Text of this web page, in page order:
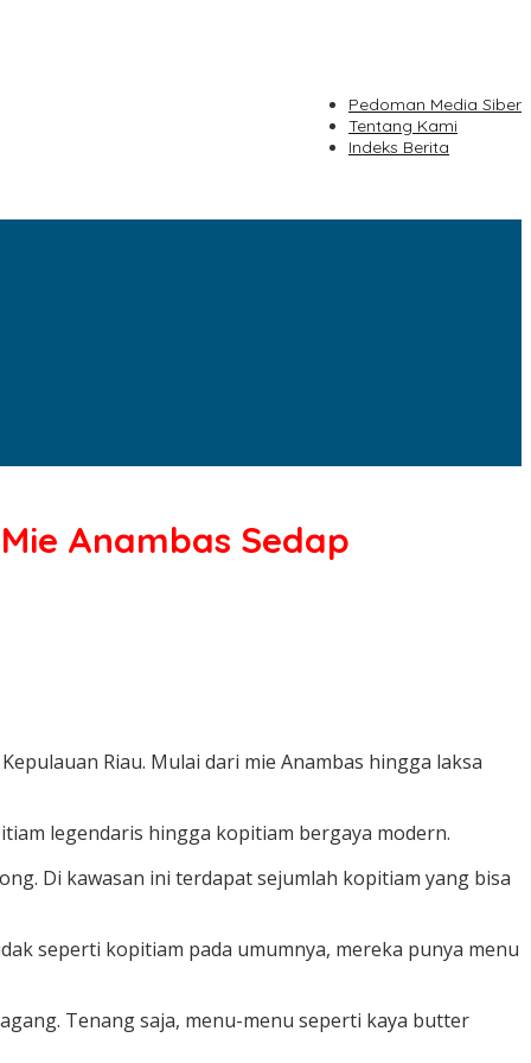
Pedoman Media Siber
Tentang Kami
Indeks Berita
Anambas Sedap
Riau. Mulai dari mie Anambas hingga laksa
legendaris hingga kopitiam bergaya modern.
Di kawasan ini terdapat sejumlah kopitiam yang bisa
seperti kopitiam pada umumnya, mereka punya menu
Tenang saja, menu-menu seperti kaya butter